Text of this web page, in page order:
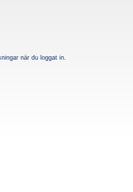
när du loggat in.